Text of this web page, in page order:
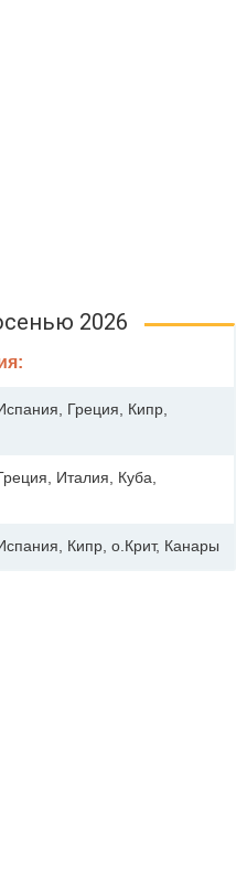
2026
Греция, Кипр,
Италия, Куба,
Кипр, о.Крит, Канары